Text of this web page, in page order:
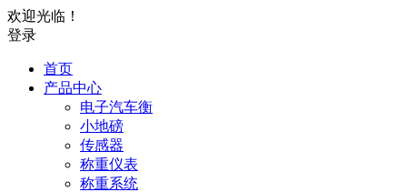
欢迎光临！
登录
首页
产品中心
电子汽车衡
小地磅
传感器
称重仪表
称重系统